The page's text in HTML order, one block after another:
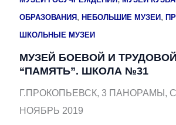
ОБРАЗОВАНИЯ ,НЕБОЛЬШИЕ МУЗЕИ ,
ШКОЛЬНЫЕ МУЗЕИ
МУЗЕЙ БОЕВОЙ И
“ПАМЯТЬ”. ШКОЛА №31
Г.ПРОКОПЬЕВСК, 3 ПАНОРАМЫ,
НОЯБРЬ 2019